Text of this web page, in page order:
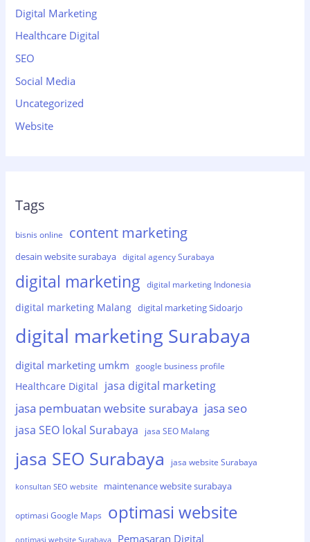
Digital Marketing
Healthcare Digital
SEO
Social Media
Uncategorized
Website
Tags
bisnis online content marketing
desain website surabaya digital agency Surabaya
digital marketing digital marketing Indonesia
digital marketing Malang digital marketing Sidoarjo
digital marketing Surabaya
digital marketing umkm google business profile
Healthcare Digital jasa digital marketing
jasa pembuatan website surabaya jasa seo
jasa SEO lokal Surabaya jasa SEO Malang
jasa SEO Surabaya jasa website Surabaya
konsultan SEO website maintenance website surabaya
optimasi Google Maps optimasi website
optimasi website Surabaya Pemasaran Digital